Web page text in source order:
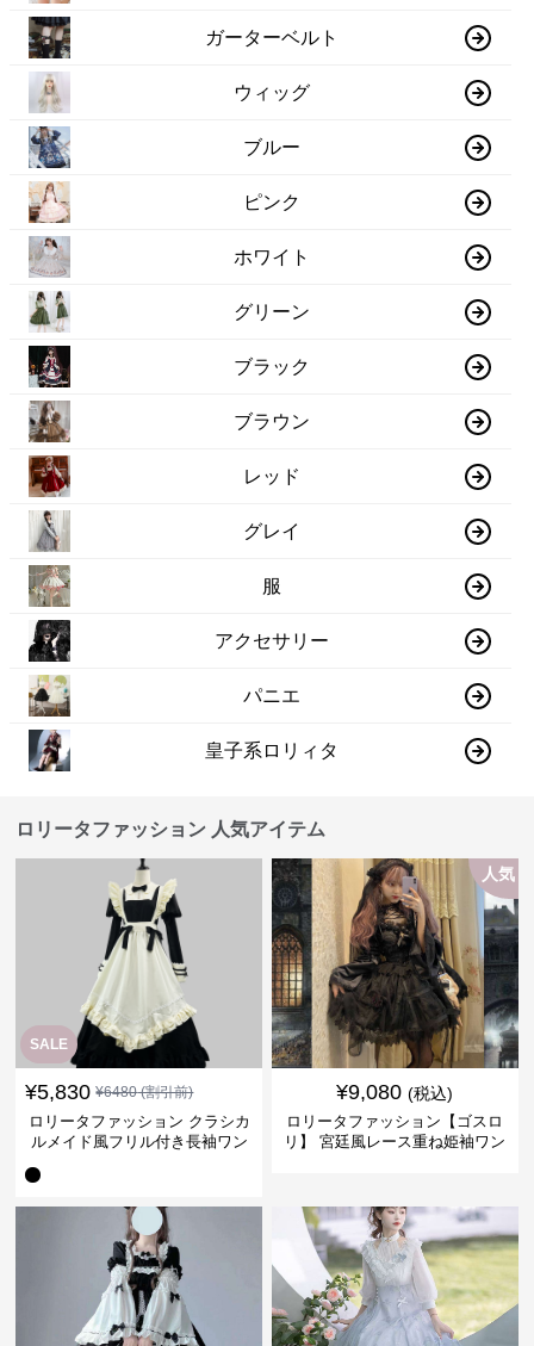
ガーターベルト
ウィッグ
ブルー
ピンク
ホワイト
グリーン
ブラック
ブラウン
レッド
グレイ
服
アクセサリー
パニエ
皇子系ロリィタ
ロリータファッション 人気アイテム
SALE
¥5,830 ¥6480(割引前)
ロリータファッション クラシカ
ルメイド風フリル付き長袖ワン
人気
¥9,080 (税込)
ロリータファッション【ゴスロ
リ】 宮廷風レース重ね姫袖ワン